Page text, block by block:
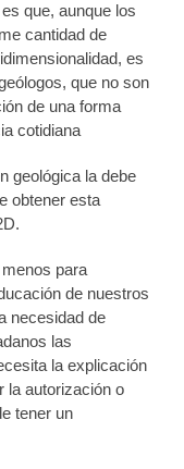
que, aunque los
cantidad de
es
que no son
de una forma
cotidiana
geológica la debe
obtener esta
para
de nuestros
necesidad de
las
la explicación
la autorización o
tener un